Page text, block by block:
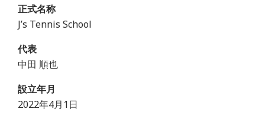
正式名称
J’s Tennis School
代表
中田 順也
設立年月
2022年4月1日